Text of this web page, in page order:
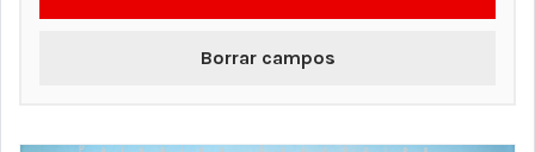
Borrar campos